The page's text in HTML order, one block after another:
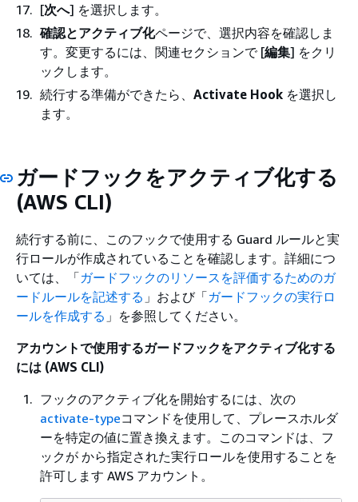
[次へ] を選択します。
確認とアクティブ化ページで、選択内容を確認しま
す。変更するには、関連セクションで [編集] をクリ
ックします。
続行する準備ができたら、 Activate Hook を選択し
ます。
ガードフックをアクティブ化する
(AWS CLI)
続行する前に、このフックで使用する Guard ルールと実
行ロールが作成されていることを確認します。詳細につ
いては、「ガードフックのリソースを評価するためのガ
ードルールを記述する 」および「ガードフックの実行ロ
ールを作成する 」を参照してください。
アカウントで使用するガードフックをアクティブ化する
には (AWS CLI)
フックのアクティブ化を開始するには、次の
activate-typeコマンドを使用して、プレースホルダ
ーを特定の値に置き換えます。このコマンドは、フ
ックが から指定された実行ロールを使用することを
許可します AWS アカウント。